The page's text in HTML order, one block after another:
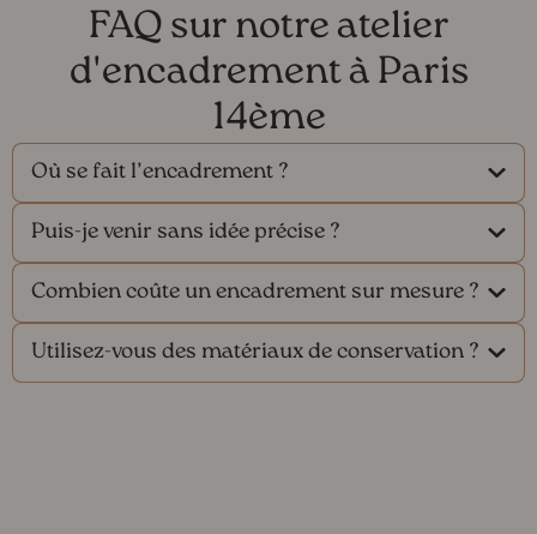
FAQ sur notre atelier
d'encadrement à Paris
14ème
Où se fait l’encadrement ?
Puis-je venir sans idée précise ?
Combien coûte un encadrement sur mesure ?
Utilisez-vous des matériaux de conservation ?